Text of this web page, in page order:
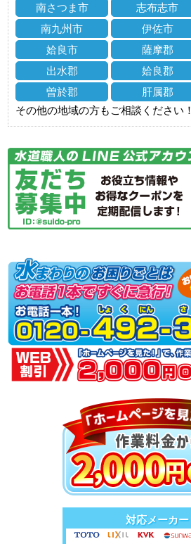
南さつま市
志布志市
南九州市
伊佐市
姶良市
薩摩郡
出水郡
姶良郡
曽於郡
肝属郡
その他の地域の方もご相談ください！
対応メーカー